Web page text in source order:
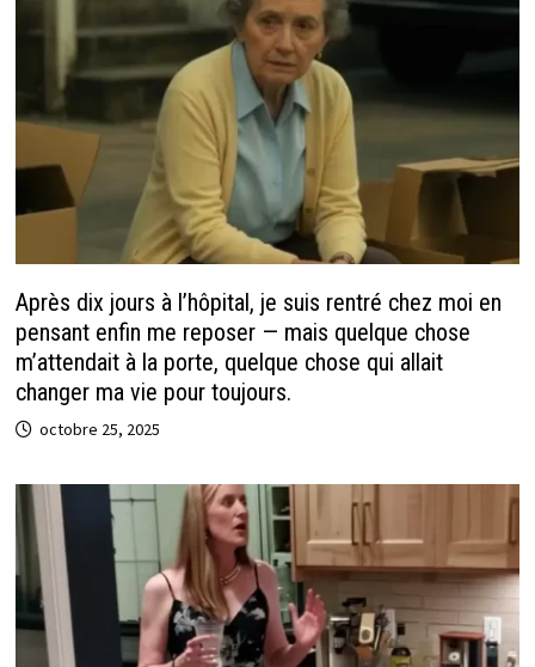
Après dix jours à l’hôpital, je suis rentré chez moi en
pensant enfin me reposer — mais quelque chose
m’attendait à la porte, quelque chose qui allait
changer ma vie pour toujours.
octobre 25, 2025